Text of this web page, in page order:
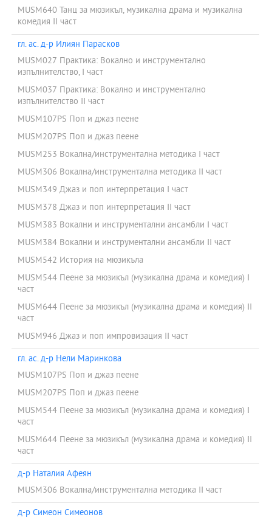
MUSM640 Танц за мюзикъл, музикална драма и музикална
комедия ІІ част
гл. ас. д-р Илиян Парасков
MUSM027 Практика: Вокално и инструментално
изпълнителство, I част
MUSM037 Практика: Вокално и инструментално
изпълнителство II част
MUSM107PS Поп и джаз пеене
MUSM207PS Поп и джаз пеене
MUSM253 Вокална/инструментална методика I част
MUSM306 Вокална/инструментална методика II част
MUSM349 Джаз и поп интерпретация І част
MUSM378 Джаз и поп интерпретация ІІ част
MUSM383 Вокални и инструментални ансамбли I част
MUSM384 Вокални и инструментални ансамбли II част
MUSM542 История на мюзикъла
MUSM544 Пеене за мюзикъл (музикална драма и комедия) І
част
MUSM644 Пеене за мюзикъл (музикална драма и комедия) ІІ
част
MUSM946 Джаз и поп импровизация ІІ част
гл. ас. д-р Нели Маринкова
MUSM107PS Поп и джаз пеене
MUSM207PS Поп и джаз пеене
MUSM544 Пеене за мюзикъл (музикална драма и комедия) І
част
MUSM644 Пеене за мюзикъл (музикална драма и комедия) ІІ
част
д-р Наталия Афеян
MUSM306 Вокална/инструментална методика II част
д-р Симеон Симеонов